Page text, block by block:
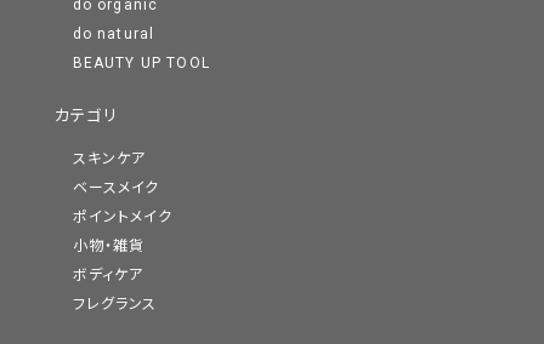
do organic
do natural
BEAUTY UP TOOL
カテゴリ
スキンケア
ベースメイク
ポイントメイク
小物・雑貨
ボディケア
フレグランス